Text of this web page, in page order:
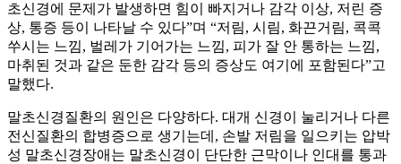
초신경에 문제가 발생하면 힘이 빠지거나 감각 이상, 저린 증
상, 통증 등이 나타날 수 있다”며 “저림, 시림, 화끈거림, 콕콕
쑤시는 느낌, 벌레가 기어가는 느낌, 피가 잘 안 통하는 느낌,
마취된 것과 같은 둔한 감각 등의 증상도 여기에 포함된다”고
말했다.
말초신경질환의 원인은 다양하다. 대개 신경이 눌리거나 다른
전신질환의 합병증으로 생기는데, 손발 저림을 일으키는 압박
성 말초신경장애는 말초신경이 단단한 근막이나 인대를 통과